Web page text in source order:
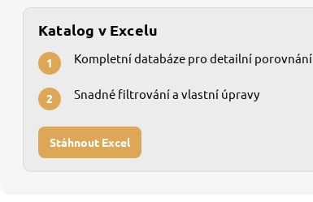
Katalog v Excelu
1 Kompletní databáze pro detailní porovnání
2 Snadné filtrování a vlastní úpravy
Stáhnout Excel